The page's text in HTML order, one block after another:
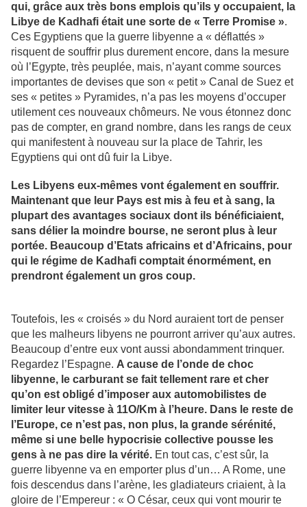
qui, grâce aux très bons emplois qu’ils y occupaient, la
Libye de Kadhafi était une sorte de « Terre Promise ».
Ces Egyptiens que la guerre libyenne a « déflattés »
risquent de souffrir plus durement encore, dans la mesure
où l’Egypte, très peuplée, mais, n’ayant comme sources
importantes de devises que son « petit » Canal de Suez et
ses « petites » Pyramides, n’a pas les moyens d’occuper
utilement ces nouveaux chômeurs. Ne vous étonnez donc
pas de compter, en grand nombre, dans les rangs de ceux
qui manifestent à nouveau sur la place de Tahrir, les
Egyptiens qui ont dû fuir la Libye.
Les Libyens eux-mêmes vont également en souffrir.
Maintenant que leur Pays est mis à feu et à sang, la
plupart des avantages sociaux dont ils bénéficiaient,
sans délier la moindre bourse, ne seront plus à leur
portée. Beaucoup d’Etats africains et d’Africains, pour
qui le régime de Kadhafi comptait énormément, en
prendront également un gros coup.
Toutefois, les « croisés » du Nord auraient tort de penser
que les malheurs libyens ne pourront arriver qu’aux autres.
Beaucoup d’entre eux vont aussi abondamment trinquer.
Regardez l’Espagne. A cause de l’onde de choc
libyenne, le carburant se fait tellement rare et cher
qu’on est obligé d’imposer aux automobilistes de
limiter leur vitesse à 11O/Km à l’heure. Dans le reste de
l’Europe, ce n’est pas, non plus, la grande sérénité,
même si une belle hypocrisie collective pousse les
gens à ne pas dire la vérité. En tout cas, c’est sûr, la
guerre libyenne va en emporter plus d’un… A Rome, une
fois descendus dans l’arène, les gladiateurs criaient, à la
gloire de l’Empereur : « O César, ceux qui vont mourir te